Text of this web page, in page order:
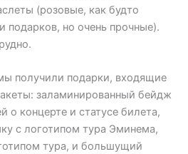
(розовые, как будто
подарков, но очень прочные).
получили подарки, входящие
заламинированный бейдж
о концерте и статусе билета,
с логотипом тура Эминема,
тура, и большущий